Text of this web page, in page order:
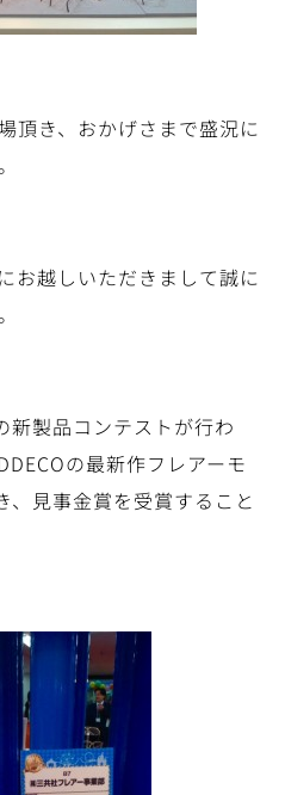
頂き、おかげさまで盛況に
お越しいただきまして誠に
新製品コンテストが行わ
の最新作フレアーモ
見事金賞を受賞すること